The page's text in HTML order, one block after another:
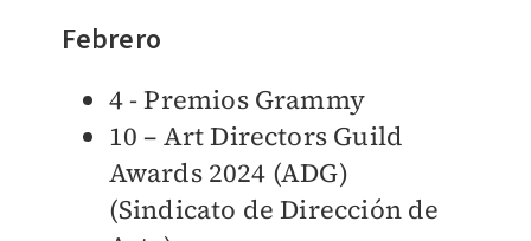
Febrero
4 - Premios Grammy
10 – Art Directors Guild
Awards 2024 (ADG)
(Sindicato de Dirección de